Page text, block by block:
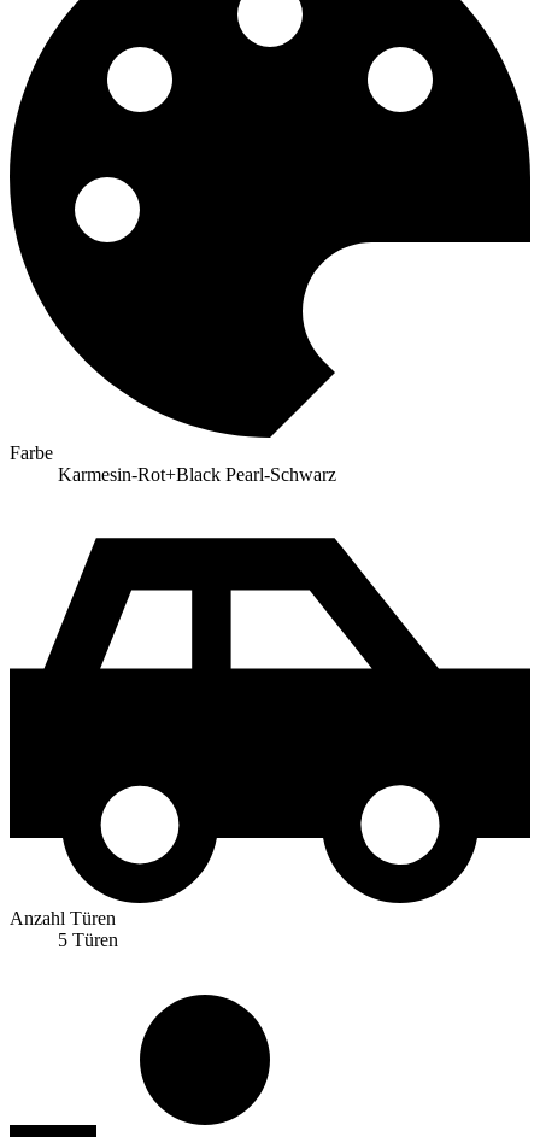
Farbe
Karmesin-Rot+Black Pearl-Schwarz
Anzahl Türen
5 Türen